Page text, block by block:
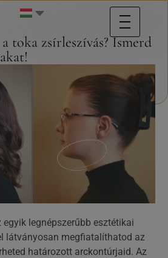
toka zsírleszívás? Ismerd
legnépszerűbb esztétikai
látványosan megfiatalíthatod az
határozott arckontúrjaid. Az